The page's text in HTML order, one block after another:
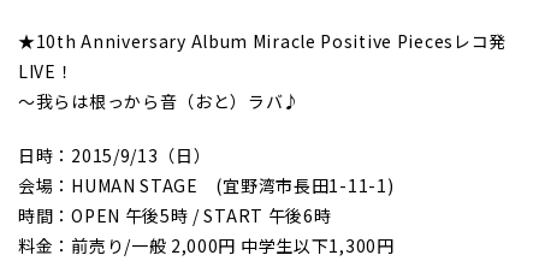
★10th Anniversary Album Miracle Positive Piecesレコ発
LIVE！
〜我らは根っから音（おと）ラバ♪
日時：2015/9/13（日）
会場：HUMAN STAGE (宜野湾市長田1-11-1)
時間：OPEN 午後5時 / START 午後6時
料金：前売り/一般 2,000円 中学生以下1,300円